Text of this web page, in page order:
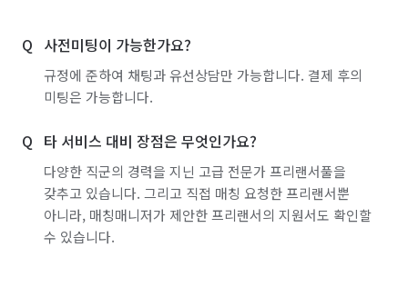
사전미팅이 가능한가요?
규정에 준하여 채팅과 유선상담만 가능합니다. 결제 후의
미팅은 가능합니다.
타 서비스 대비 장점은 무엇인가요?
다양한 직군의 경력을 지닌 고급 전문가 프리랜서풀을
갖추고 있습니다. 그리고 직접 매칭 요청한 프리랜서뿐
아니라, 매칭매니저가 제안한 프리랜서의 지원서도 확인할
수 있습니다.